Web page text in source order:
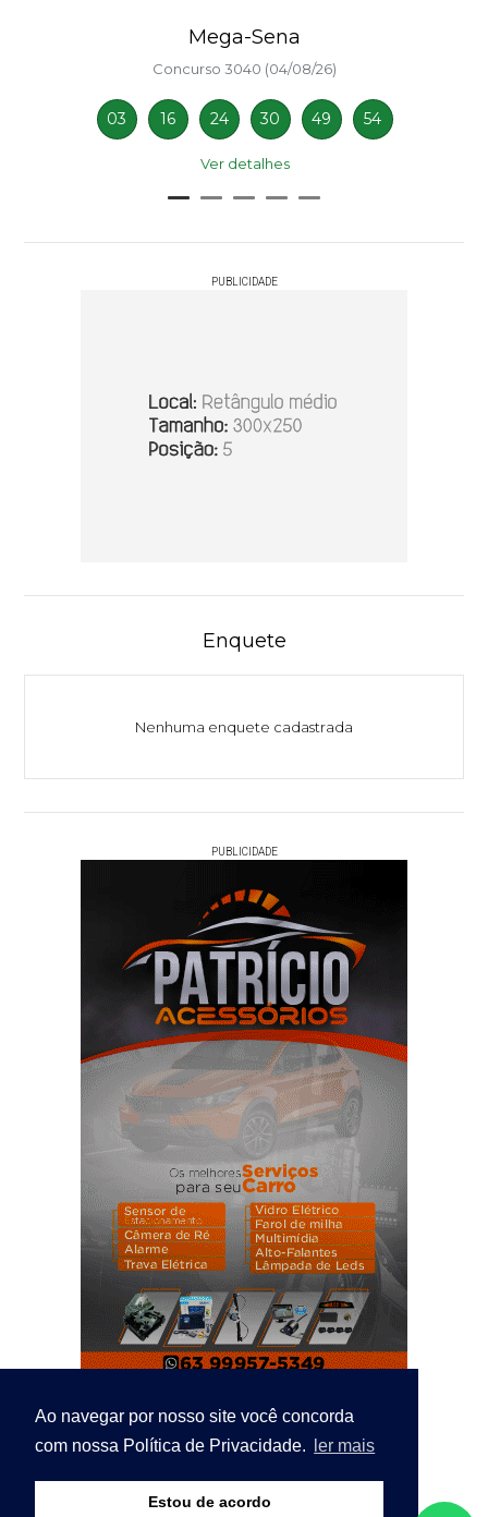
Ao navegar por nosso site você concorda
com nossa Política de Privacidade.
ler mais
Estou de acordo
Mega-Sena
Concurso 3040 (04/08/26)
03 16 24 30 49 54
Ver detalhes
PUBLICIDADE
Enquete
Nenhuma enquete cadastrada
PUBLICIDADE